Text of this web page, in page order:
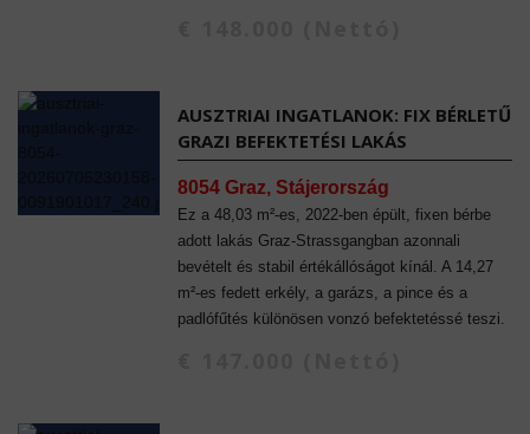
AUSZTRIAI INGATLANOK: FIX BÉRLETŰ
GRAZI BEFEKTETÉSI LAKÁS
8054 Graz, Stájerország
Ez a 48,03 m²-es, 2022-ben épült, fixen bérbe
adott lakás Graz-Strassgangban azonnali
bevételt és stabil értékállóságot kínál. A 14,27
m²-es fedett erkély, a garázs, a pince és a
padlófűtés különösen vonzó befektetéssé teszi.